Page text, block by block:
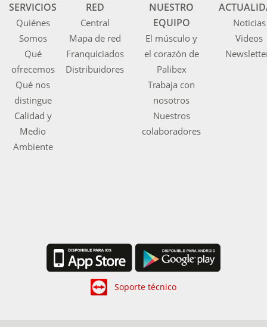
SERVICIOS
Quiénes
Somos
Qué
ofrecemos
Qué nos
distingue
Calidad y
Medio
Ambiente
RED
Central
Mapa de red
Franquiciados
Distribuidores
NUESTRO
EQUIPO
El músculo y
el corazón de
Palibex
Trabaja con
nosotros
Nuestros
colaboradores
Noticias
Videos
Soporte técnico